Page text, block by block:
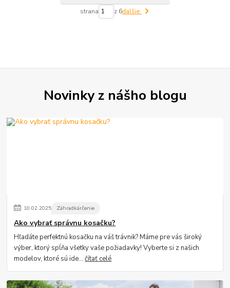
strana z 6ďalšie
Novinky z nášho blogu
10.02.2025 Záhradkárčenie
Ako vybrať správnu kosačku?
Hľadáte perfektnú kosačku na váš trávnik? Máme pre vás široký
výber, ktorý spĺňa všetky vaše požiadavky! Vyberte si z našich
modelov, ktoré sú ide...čítať celé